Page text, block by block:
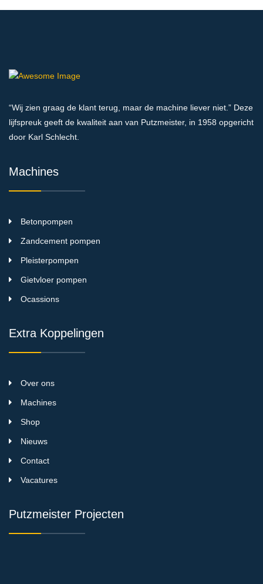
“Wij zien graag de klant terug, maar de machine liever niet.” Deze
lijfspreuk geeft de kwaliteit aan van Putzmeister, in 1958 opgericht
door Karl Schlecht.
Machines
Betonpompen
Zandcement pompen
Pleisterpompen
Gietvloer pompen
Ocassions
Extra Koppelingen
Over ons
Machines
Shop
Nieuws
Contact
Vacatures
Putzmeister Projecten